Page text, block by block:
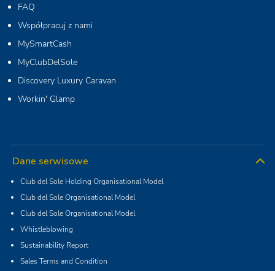
FAQ
Współpracuj z nami
MySmartCash
MyClubDelSole
Discovery Luxury Caravan
Workin' Glamp
Dane serwisowe
Club del Sole Holding Organisational Model
Club del Sole Organisational Model
Club del Sole Organisational Model
Whistleblowing
Sustainability Report
Sales Terms and Condition